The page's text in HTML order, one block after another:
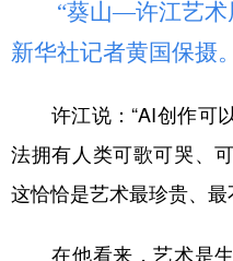
“葵山—许江艺术展
新华社记者黄国保摄。
许江说：“AI创作可
法拥有人类可歌可哭、
这恰恰是艺术最珍贵、
在他看来，艺术是生